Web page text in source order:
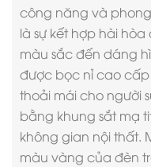
công năng và
là sự kết hợp hài
màu sắc đến dáng
được bọc nỉ cao
thoải mái cho người
bằng khung sắt mạ
không gian nội thất.
màu vàng của đèn